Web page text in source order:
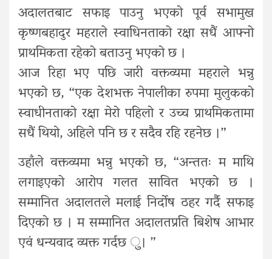
अदालतबाट सफाइ पाउनु भएको पूर्व सभामुख
कृष्णबहादुर महराले स्वाधिनताको रक्षा सधैं आफ्नो
प्राथमिकता रहेको बताउनु भएको छ ।
आज रिहा भए पछि जारी वक्तव्यमा महराले भन्नु
भएको छ, “एक देशभक्त नेपालीका रुपमा मुलुकको
स्वाधीनताको रक्षा मेरो पहिलो र उच्च प्राथमिकतामा
सधैं थियो, अहिले पनि छ र सदैव रहि रहनेछ ।”
उहाँले वक्तव्यमा भन्नु भएको छ, “अन्ततः म माथि
लगाइएको आरोप गलत सावित भएको छ ।
सम्मानित अदालतले मलाई निर्दोष ठहर गर्दै सफाइ
दिएको छ । म सम्मानित अदालतप्रति बिशेष आभार
एवं धन्यवाद व्यक्त गर्दछ ु। ”